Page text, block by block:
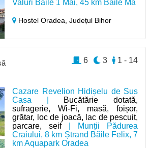
Valuri Băile 1 Mai, 45 km Băile Mă
Hostel Oradea,Județul Bihor
Cazare Revelion Hidișelu de Sus
Casa | Bucătărie dotată,
sufragerie, Wi-Fi, masă, foișor,
grătar, loc de joacă, lac de pescuit,
parcare, seif| Munții Pădurea
Craiului, 8 km Ștrand Băile Felix, 7
km Aquapark Oradea
1 - 14
3
6